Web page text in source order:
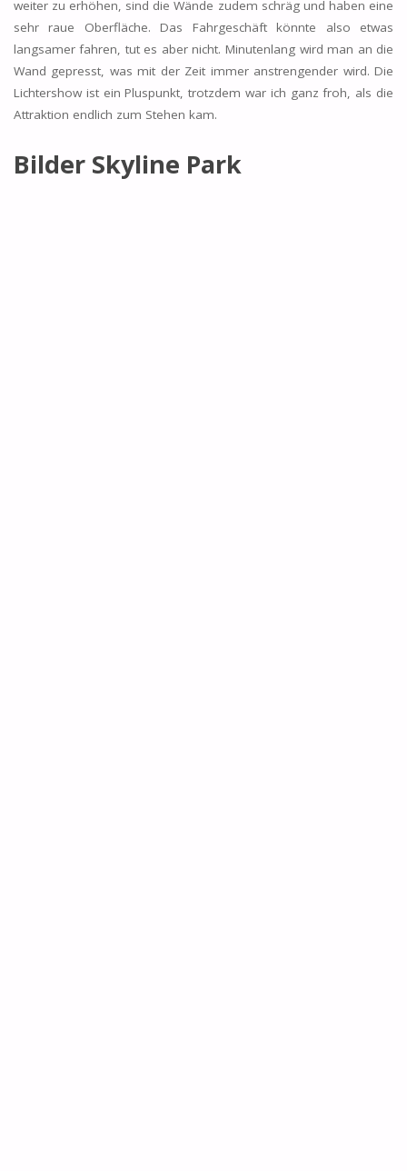
weiter zu erhöhen, sind die Wände zudem schräg und haben eine
sehr raue Oberfläche. Das Fahrgeschäft könnte also etwas
langsamer fahren, tut es aber nicht. Minutenlang wird man an die
Wand gepresst, was mit der Zeit immer anstrengender wird. Die
Lichtershow ist ein Pluspunkt, trotzdem war ich ganz froh, als die
Attraktion endlich zum Stehen kam.
Bilder Skyline Park